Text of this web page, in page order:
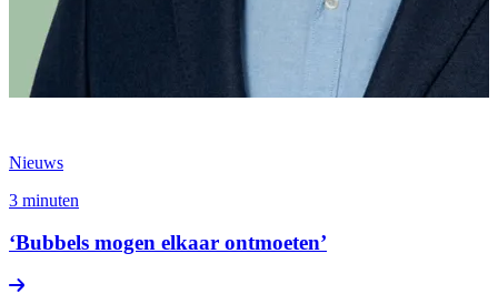
Nieuws
3 minuten
‘Bubbels mogen elkaar ontmoeten’